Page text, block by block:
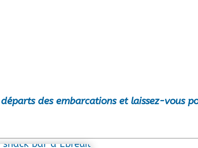
des embarcations et laissez-vous